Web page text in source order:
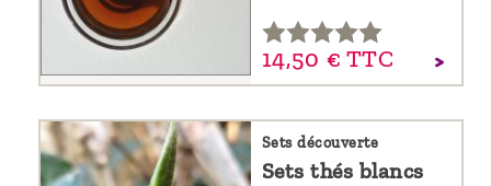
14,50 € TTC
Sets découverte
Sets thés blancs